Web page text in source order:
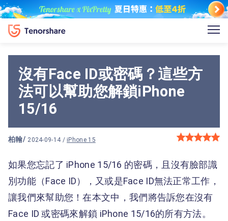
沒有Face ID或密碼？這些方
法可以幫助您解鎖iPhone
15/16
柏翰/ 2024-09-14 / iPhone 15
如果您忘記了 iPhone 15/16 的密碼，且沒有臉部識
別功能（Face ID），又或是Face ID無法正常工作，
讓我們來幫助您！在本文中，我們將告訴您在沒有
Face ID 或密碼來解鎖 iPhone 15/16的所有方法。